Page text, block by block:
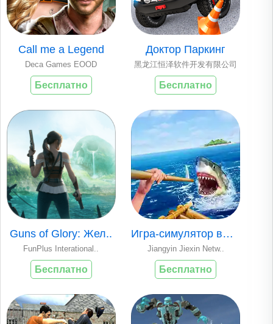
Call me a Legend
Deca Games EOOD
Бесплатно
Доктор Паркинг
黑龙江恒泽软件开发有限公司
Бесплатно
Guns of Glory: Жел..
FunPlus Interational..
Бесплатно
Игра-симулятор выж..
Jiangyin Jiexin Netw..
Бесплатно